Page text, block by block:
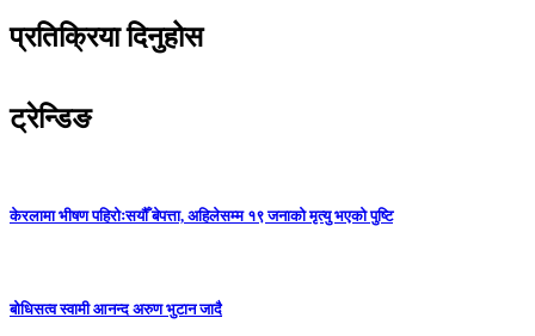
प्रतिक्रिया दिनुहोस
ट्रेन्डिङ
केरलामा भीषण पहिरोःसयौँ बेपत्ता, अहिलेसम्म १९ जनाको मृत्यु भएको पुष्टि
बोधिसत्व स्वामी आनन्द अरुण भुटान जादै